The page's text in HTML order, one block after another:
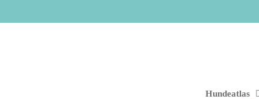
Hundeatlas